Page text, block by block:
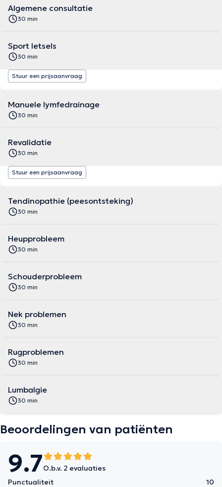
Algemene consultatie
30 min
Sport letsels
30 min
Stuur een prijsaanvraag
Manuele lymfedrainage
30 min
Revalidatie
30 min
Stuur een prijsaanvraag
Tendinopathie (peesontsteking)
30 min
Heupprobleem
30 min
Schouderprobleem
30 min
Nek problemen
30 min
Rugproblemen
30 min
Lumbalgie
30 min
Beoordelingen van patiënten
9.7O.b.v. 2 evaluaties
Punctualiteit
10